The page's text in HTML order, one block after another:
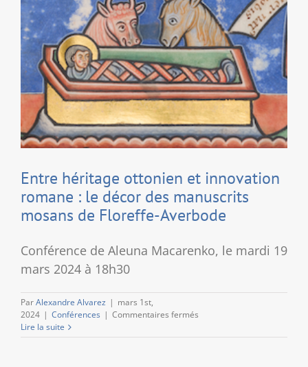
Entre héritage ottonien et innovation
romane : le décor des manuscrits
mosans de Floreffe-Averbode
Conférence de Aleuna Macarenko, le mardi 19
mars 2024 à 18h30
ParAlexandre Alvarez | mars 1st,
2024 | Conférences | Commentaires fermés
héritage
Lire la suite